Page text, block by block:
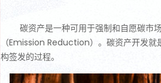
碳资产是一种可用于强制和自愿碳市
（Emission Reduction）。碳资产开发
构签发的过程。